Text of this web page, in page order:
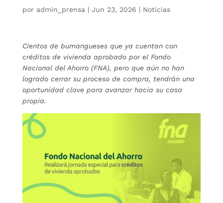
por admin_prensa | Jun 23, 2026 | Noticias
Cientos de bumangueses que ya cuentan con
créditos de vivienda aprobado por el Fondo
Nacional del Ahorro (FNA), pero que aún no han
logrado cerrar su proceso de compra, tendrán una
oportunidad clave para avanzar hacia su casa
propia.